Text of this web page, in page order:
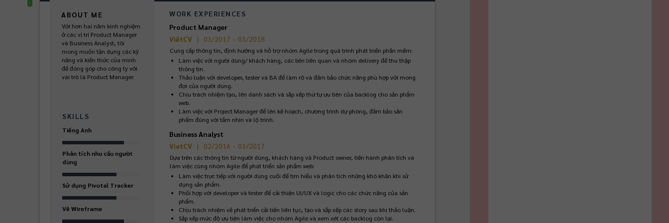
ABOUT ME
Với hơn hai năm kinh nghiệm
ở các vị trí Product Manager
và Business Analyst, tôi
mong muốn tận dụng các kỹ
năng và kiến thức của mình
để đóng góp cho công ty với
vai trò là Product Manager.
SKILLS
Tiếng Anh
Phân tích nhu cầu người
dùng
Sử dụng Pivotal Tracker
Vẽ Wireframe
WORK EXPERIENCES
Product Manager
ViếtCV
| 03/2017 - 03/2018
Cung cấp thông tin, định hướng và hỗ trợ nhóm Agile trong quá trình phát triển phần mềm:
Làm việc với người dùng/ khách hàng, các bên liên quan và nhóm delivery để thu thập
thông tin.
Thảo luận với developer, tester và BA để làm rõ và đảm bảo chức năng phù hợp với mong
đợi của người dùng.
Chịu trách nhiệm tạo, lên danh sách và sắp xếp thứ tự ưu tiên của backlog cho sản phẩm
web.
Làm việc với Project Manager để lên kế hoạch, chương trình dự phòng, đảm bảo sản
phẩm đúng với tầm nhìn và lộ trình.
Business Analyst
VietCV
| 02/2016 - 03/2017
Dựa trên các thông tin từ người dùng, khách hàng và Product owner, tiến hành phân tích và
làm việc cùng nhóm Agile để phát triển sản phẩm web:
Làm việc trực tiếp với người dùng cuối để tìm hiểu và phân tích những khó khăn khi sử
dụng sản phẩm.
Phối hợp với developer và tester để cải thiện UI/UX và logic cho các chức năng của sản
phẩm.
Chịu trách nhiệm về phát triển cải tiến liên tục, tạo và sắp xếp các story sau khi thảo luận.
Sắp xếp mức độ ưu tiên làm việc cho nhóm Agile và xem xét các backlog còn lại.